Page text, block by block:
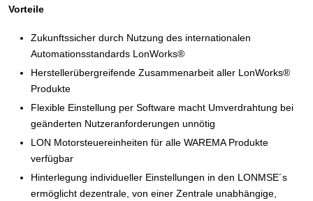
Vorteile
Zukunftssicher durch Nutzung des internationalen
Automationsstandards LonWorks®
Herstellerübergreifende Zusammenarbeit aller LonWorks®
Produkte
Flexible Einstellung per Software macht Umverdrahtung bei
geänderten Nutzeranforderungen unnötig
LON Motorsteuereinheiten für alle WAREMA Produkte
verfügbar
Hinterlegung individueller Einstellungen in den LONMSE´s
ermöglicht dezentrale, von einer Zentrale unabhängige,